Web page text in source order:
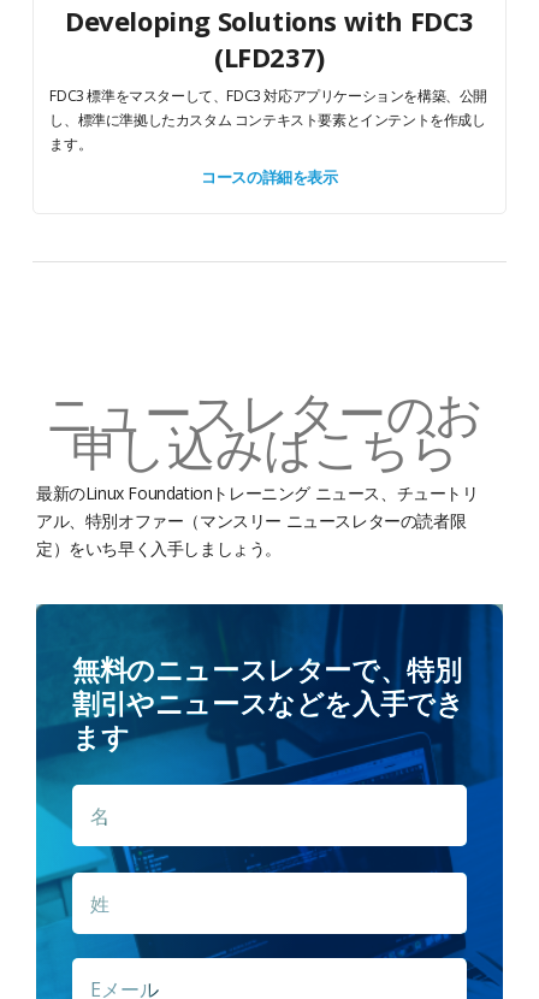
Developing Solutions with FDC3
(LFD237)
FDC3 標準をマスターして、FDC3 対応アプリケーションを構築、公開
し、標準に準拠したカスタム コンテキスト要素とインテントを作成し
ます。
コースの詳細を表示
ニュースレターのお
申し込みはこちら
最新のLinux Foundationトレーニング ニュース、チュートリ
アル、特別オファー（マンスリー ニュースレターの読者限
定）をいち早く入手しましょう。
無料のニュースレターで、特別
割引やニュースなどを入手でき
ます
名
E